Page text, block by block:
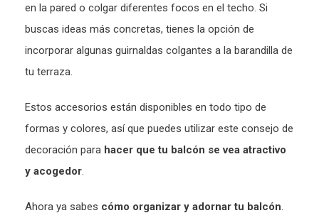
en la pared o colgar diferentes focos en el techo. Si
buscas ideas más concretas, tienes la opción de
incorporar algunas guirnaldas colgantes a la barandilla de
tu terraza.
Estos accesorios están disponibles en todo tipo de
formas y colores, así que puedes utilizar este consejo de
decoración para hacer que tu balcón se vea atractivo
y acogedor.
Ahora ya sabes cómo organizar y adornar tu balcón.